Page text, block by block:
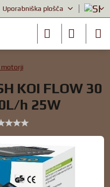
Uporabniška plošča
motorji
KOI FLOW 30
h 25W